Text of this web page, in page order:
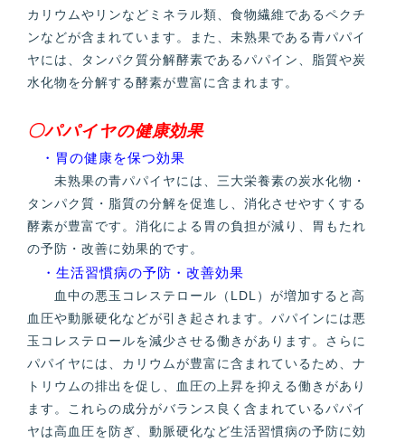
カリウムやリンなどミネラル類、食物繊維であるペクチ
ンなどが含まれています。また、未熟果である青パパイ
ヤには、タンパク質分解酵素であるパパイン、脂質や炭
水化物を分解する酵素が豊富に含まれます。
〇パパイヤの健康効果
・胃の健康を保つ効果
未熟果の青パパイヤには、三大栄養素の炭水化物・
タンパク質・脂質の分解を促進し、消化させやすくする
酵素が豊富です。消化による胃の負担が減り、胃もたれ
の予防・改善に効果的です。
・生活習慣病の予防・改善効果
血中の悪玉コレステロール（LDL）が増加すると高
血圧や動脈硬化などが引き起されます。パパインには悪
玉コレステロールを減少させる働きがあります。さらに
パパイヤには、カリウムが豊富に含まれているため、ナ
トリウムの排出を促し、血圧の上昇を抑える働きがあり
ます。これらの成分がバランス良く含まれているパパイ
ヤは高血圧を防ぎ、動脈硬化など生活習慣病の予防に効